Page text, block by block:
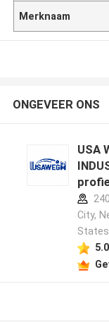
Merknaam
ONGEVEER ONS
USA
City,
States
5.0